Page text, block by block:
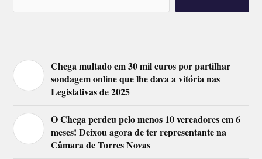
Chega multado em 30 mil euros por partilhar
sondagem online que lhe dava a vitória nas
Legislativas de 2025
O Chega perdeu pelo menos 10 vereadores em 6
meses! Deixou agora de ter representante na
Câmara de Torres Novas